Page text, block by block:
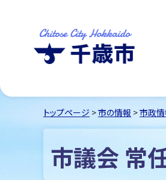
トップページ >市の情報 >市政
市議会 常